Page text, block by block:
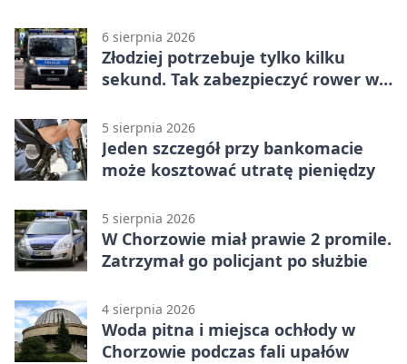
6 sierpnia 2026
Złodziej potrzebuje tylko kilku
sekund. Tak zabezpieczyć rower w
5 sierpnia 2026
Jeden szczegół przy bankomacie
może kosztować utratę pieniędzy
5 sierpnia 2026
W Chorzowie miał prawie 2 promile.
Zatrzymał go policjant po służbie
4 sierpnia 2026
Woda pitna i miejsca ochłody w
Chorzowie podczas fali upałów